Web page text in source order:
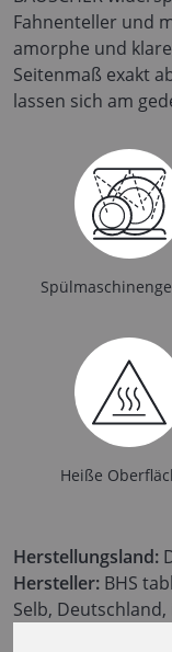
Fahnenteller und
amorphe und
Seitenmaß exakt
lassen sich am
Heiße
Herstellungsland:
Hersteller: BHS
Selb,